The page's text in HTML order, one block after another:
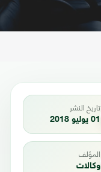
تاريخ النشر
01 يوليو 2018
المؤلف
وكالات